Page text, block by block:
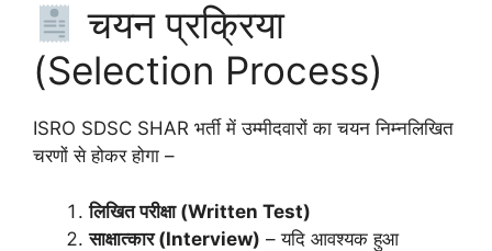
चयन प्रक्रिया
(Selection Process)
ISRO SDSC SHAR भर्ती में उम्मीदवारों का चयन निम्नलिखित
चरणों से होकर होगा –
लिखित परीक्षा (Written Test)
साक्षात्कार (Interview) – यदि आवश्यक हुआ